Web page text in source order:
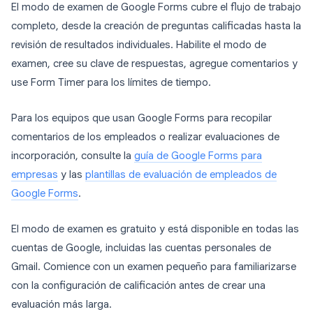
El modo de examen de Google Forms cubre el flujo de trabajo
completo, desde la creación de preguntas calificadas hasta la
revisión de resultados individuales. Habilite el modo de
examen, cree su clave de respuestas, agregue comentarios y
use Form Timer para los límites de tiempo.
Para los equipos que usan Google Forms para recopilar
comentarios de los empleados o realizar evaluaciones de
incorporación, consulte la guía de Google Forms para
empresas y las plantillas de evaluación de empleados de
Google Forms.
El modo de examen es gratuito y está disponible en todas las
cuentas de Google, incluidas las cuentas personales de
Gmail. Comience con un examen pequeño para familiarizarse
con la configuración de calificación antes de crear una
evaluación más larga.